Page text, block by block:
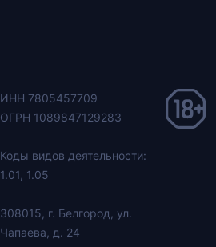
ИНН 7805457709
ОГРН 1089847129283
Коды видов деятельности:
1.01, 1.05
308015, г. Белгород, ул.
Чапаева, д. 24